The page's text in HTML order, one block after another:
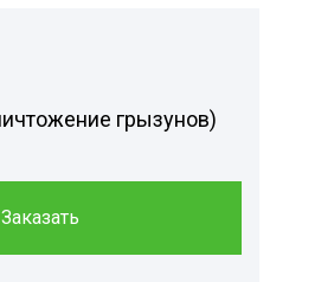
грызунов)
Заказать